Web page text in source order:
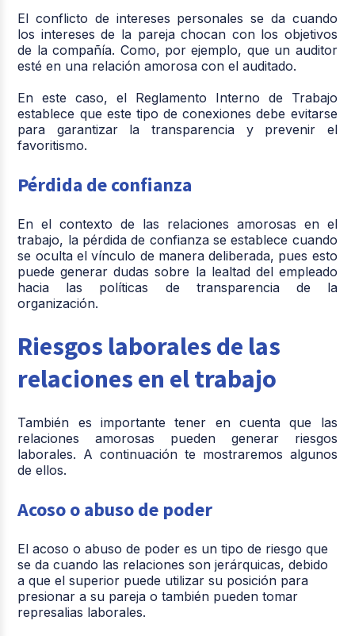
El conflicto de intereses personales se da cuando
los intereses de la pareja chocan con los objetivos
de la compañía. Como, por ejemplo, que un auditor
esté en una relación amorosa con el auditado.
En este caso, el Reglamento Interno de Trabajo
establece que este tipo de conexiones debe evitarse
para garantizar la transparencia y prevenir el
favoritismo.
Pérdida de confianza
En el contexto de las relaciones amorosas en el
trabajo, la pérdida de confianza se establece cuando
se oculta el vínculo de manera deliberada, pues esto
puede generar dudas sobre la lealtad del empleado
hacia las políticas de transparencia de la
organización.
Riesgos laborales de las
relaciones en el trabajo
También es importante tener en cuenta que las
relaciones amorosas pueden generar riesgos
laborales. A continuación te mostraremos algunos
de ellos.
Acoso o abuso de poder
El acoso o abuso de poder es un tipo de riesgo que
se da cuando las relaciones son jerárquicas, debido
a que el superior puede utilizar su posición para
presionar a su pareja o también pueden tomar
represalias laborales.